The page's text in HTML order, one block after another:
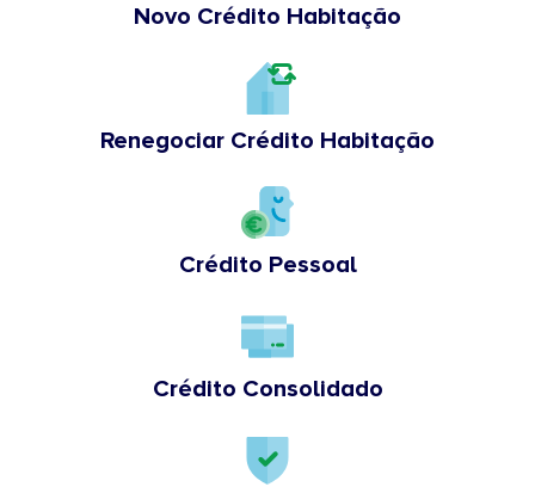
Novo Crédito Habitação
Renegociar Crédito Habitação
Crédito Pessoal
Crédito Consolidado